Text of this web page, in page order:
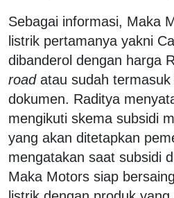
Sebagai informasi, Maka
listrik pertamanya yakni
dibanderol dengan harga
roadatau sudah termasuk
dokumen. Raditya
mengikuti skema subsidi
yang akan ditetapkan
mengatakan saat subsidi
Maka Motors siap